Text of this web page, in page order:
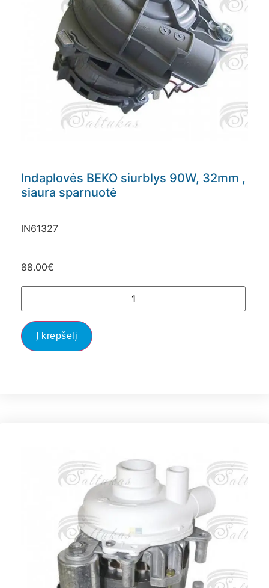
Indaplovės BEKO siurblys 90W, 32mm ,
siaura sparnuotė
IN61327
88.00€
Į krepšelį